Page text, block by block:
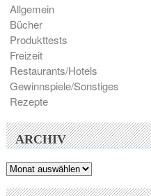
Allgemein
Bücher
Produkttests
Freizeit
Restaurants/Hotels
Gewinnspiele/Sonstiges
Rezepte
ARCHIV
Archiv